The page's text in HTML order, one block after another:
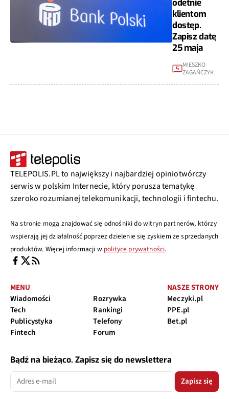
odetnie
klientom
dostęp.
Zapisz datę
25 maja
5 MIESZKO
ZAGAŃCZYK
TELEPOLIS.PL to największy i najbardziej opiniotwórczy
serwis w polskim Internecie, który porusza tematykę
szeroko rozumianej telekomunikacji, technologii i fintechu.
Na stronie mogą znajdować się odnośniki do witryn partnerów, którzy
wspierają jej działalność poprzez dzielenie się zyskiem ze sprzedanych
produktów. Więcej informacji w polityce prywatności.
MENU
Wiadomości
Tech
Publicystyka
Fintech
Rozrywka
Rankingi
Telefony
Forum
NASZE STRONY
Meczyki.pl
PPE.pl
Bet.pl
Bądź na bieżąco. Zapisz się do newslettera
Zapisz się